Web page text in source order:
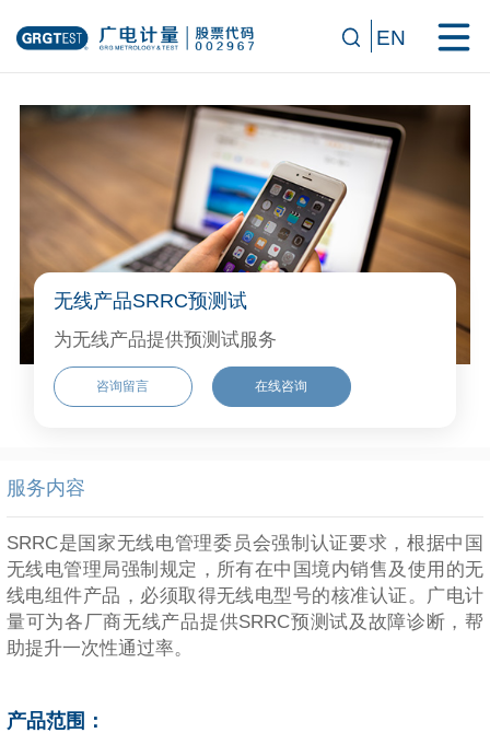
EN
无线产品SRRC预测试
为无线产品提供预测试服务
咨询留言 在线咨询
服务内容
SRRC是国家无线电管理委员会强制认证要求，根据中国
无线电管理局强制规定，所有在中国境内销售及使用的无
线电组件产品，必须取得无线电型号的核准认证。广电计
量可为各厂商无线产品提供SRRC预测试及故障诊断，帮
助提升一次性通过率。
产品范围：